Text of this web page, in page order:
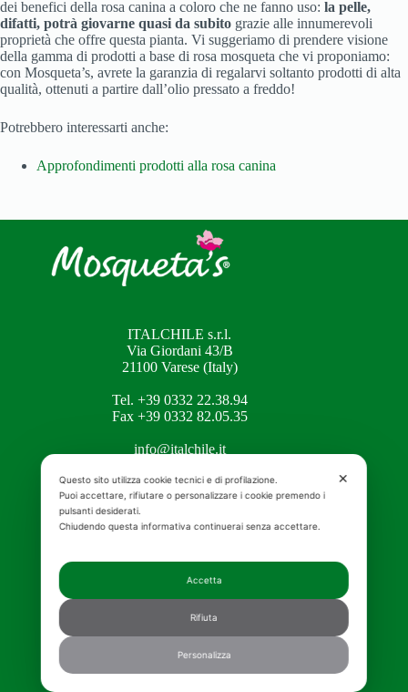
dei benefici della rosa canina a coloro che ne fanno uso: la pelle,
difatti, potrà giovarne quasi da subito grazie alle innumerevoli
proprietà che offre questa pianta. Vi suggeriamo di prendere visione
della gamma di prodotti a base di rosa mosqueta che vi proponiamo:
con Mosqueta’s, avrete la garanzia di regalarvi soltanto prodotti di alta
qualità, ottenuti a partire dall’olio pressato a freddo!
Potrebbero interessarti anche:
Approfondimenti prodotti alla rosa canina
ITALCHILE s.r.l.
Via Giordani 43/B
21100 Varese (Italy)
Tel. +39 0332 22.38.94
Fax +39 0332 82.05.35
info@italchile.it
Home
Mosqueta’s
Elicriso
Shop online
Contatti
✕
Questo sito utilizza cookie tecnici e di profilazione.
Puoi accettare, rifiutare o personalizzare i cookie premendo i
pulsanti desiderati.
Chiudendo questa informativa continuerai senza accettare.
Accetta
Rifiuta
Personalizza